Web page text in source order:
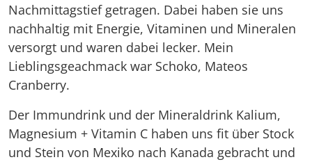
Nachmittagstief getragen. Dabei haben sie uns
nachhaltig mit Energie, Vitaminen und Mineralen
versorgt und waren dabei lecker. Mein
Lieblingsgeachmack war Schoko, Mateos
Cranberry.
Der Immundrink und der Mineraldrink Kalium,
Magnesium + Vitamin C haben uns fit über Stock
und Stein von Mexiko nach Kanada gebracht und